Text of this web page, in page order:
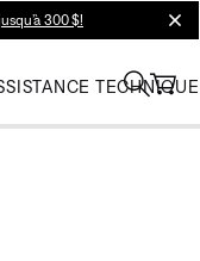
300 $!
TECHNIQUE